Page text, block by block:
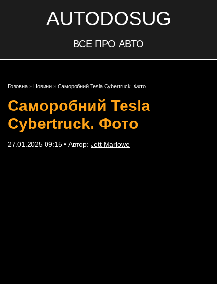
AUTODOSUG
ВСЕ ПРО АВТО
Головна » Новини » Саморобний Tesla Cybertruck. Фото
Саморобний Tesla
Cybertruck. Фото
27.01.2025 09:15 • Автор: Jett Marlowe